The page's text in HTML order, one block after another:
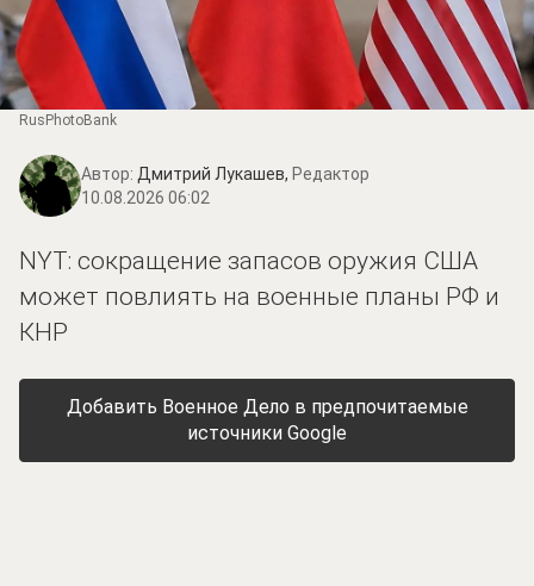
RusPhotoBank
Автор: Дмитрий Лукашев, Редактор
10.08.2026 06:02
NYT: сокращение запасов оружия США
может повлиять на военные планы РФ и
КНР
Добавить Военное Дело в предпочитаемые
источники Google